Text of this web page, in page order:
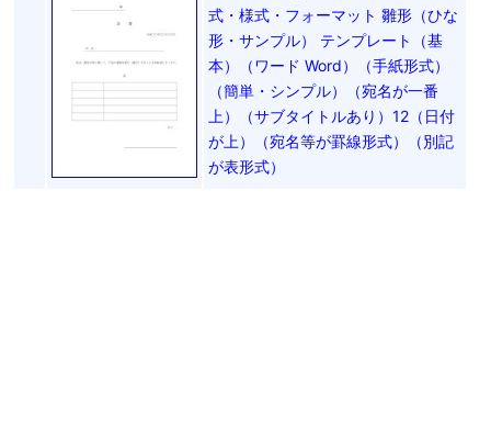
式・様式・フォーマット 雛形（ひな
形・サンプル） テンプレート（基
本）（ワード Word）（手紙形式）
（簡単・シンプル）（宛名が一番
上）（サブタイトルあり）12（日付
が上）（宛名等が罫線形式）（別記
が表形式）